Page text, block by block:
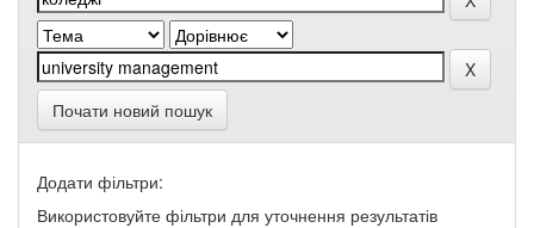
Почати новий пошук
Додати фільтри:
Використовуйте фільтри для уточнення результатів